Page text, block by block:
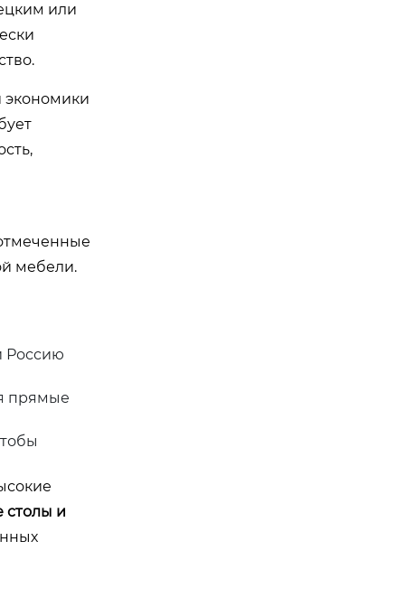
или
экономики
мебели.
Россию
прямые
столы и